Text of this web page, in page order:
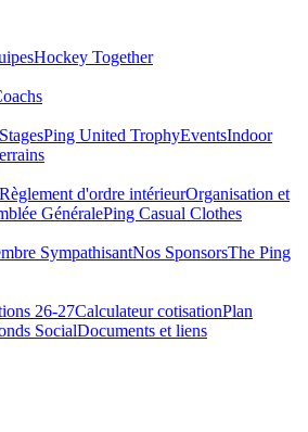
Hockey Together
StagesPing United TrophyEventsIndoor
Règlement d'ordre intérieurOrganisation et
GénéralePing Casual Clothes
SympathisantNos SponsorsThe Ping
26-27Calculateur cotisationPlan
SocialDocuments et liens